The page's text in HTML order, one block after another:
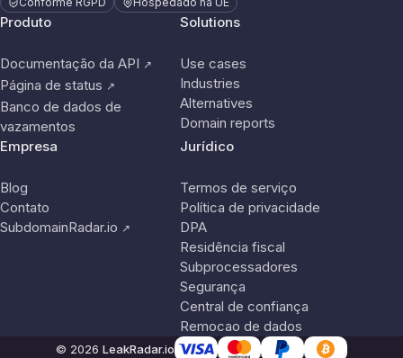
Produto
Documentação da API ↗
Página de status ↗
Banco de dados de
vazamentos
Solutions
Use cases
Industries
Alternatives
Domain reports
Empresa
Blog
Contato
SubdomainRadar.io ↗
Jurídico
Termos de serviço
Política de privacidade
DPA
Residência fiscal
Subprocessadores
Segurança
Central de confiança
Remocao de dados
© 2026 LeakRadar.io